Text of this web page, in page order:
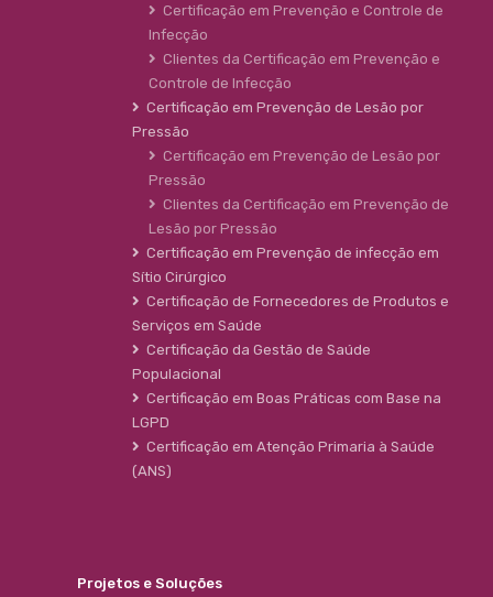
Certificação em Prevenção e Controle de
Infecção
Clientes da Certificação em Prevenção e
Controle de Infecção
Certificação em Prevenção de Lesão por
Pressão
Certificação em Prevenção de Lesão por
Pressão
Clientes da Certificação em Prevenção de
Lesão por Pressão
Certificação em Prevenção de infecção em
Sítio Cirúrgico
Certificação de Fornecedores de Produtos e
Serviços em Saúde
Certificação da Gestão de Saúde
Populacional
Certificação em Boas Práticas com Base na
LGPD
Certificação em Atenção Primaria à Saúde
(ANS)
Projetos e Soluções